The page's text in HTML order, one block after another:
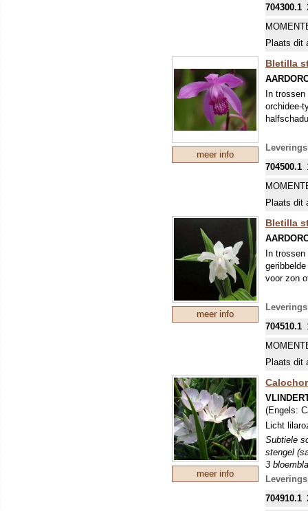
704300.1
Plaats dit
meer info
Bletilla
In trossen
orchidee-
704500.1
Plaats dit
meer info
Bletilla
In trossen
voor zon
704510.1
Plaats dit
meer info
(Engels:
Licht
Subtiele
stengel
3
wolk van
Geef ze
704910.1